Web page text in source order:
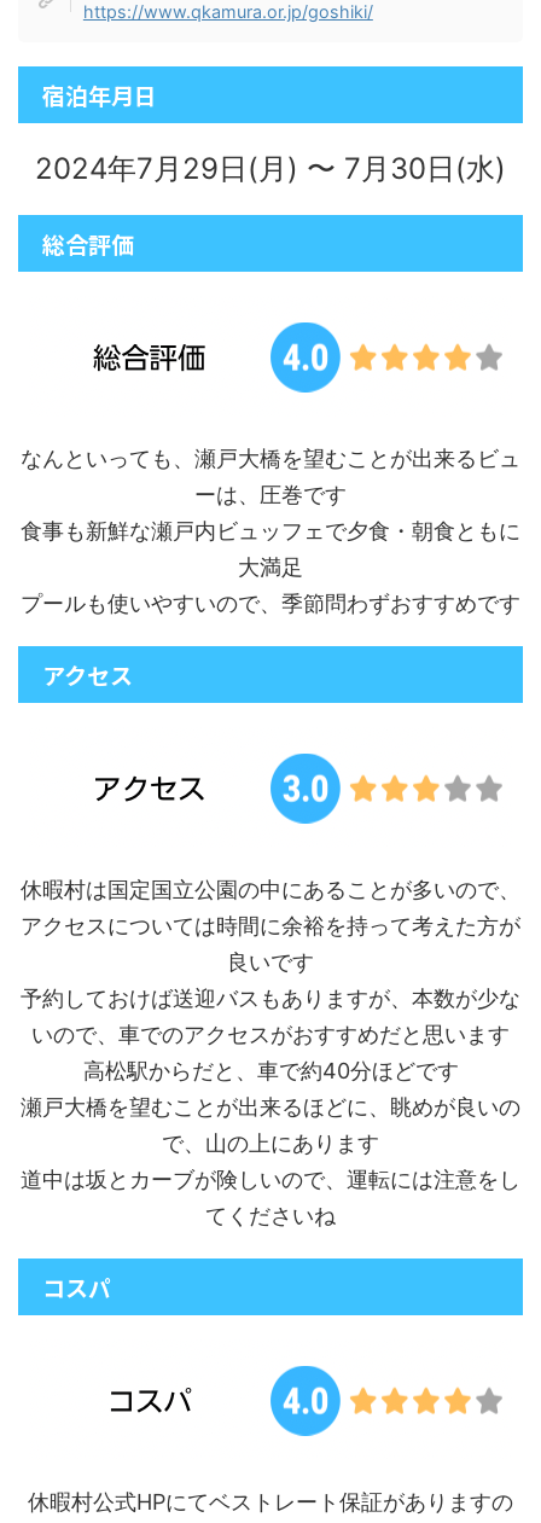
https://www.qkamura.or.jp/goshiki/
宿泊年月日
2024年7月29日(月) 〜 7月30日(水)
総合評価
なんといっても、瀬戸大橋を望むことが出来るビュ
ーは、圧巻です
食事も新鮮な瀬戸内ビュッフェで夕食・朝食ともに
大満足
プールも使いやすいので、季節問わずおすすめです
アクセス
休暇村は国定国立公園の中にあることが多いので、
アクセスについては時間に余裕を持って考えた方が
良いです
予約しておけば送迎バスもありますが、本数が少な
いので、車でのアクセスがおすすめだと思います
高松駅からだと、車で約40分ほどです
瀬戸大橋を望むことが出来るほどに、眺めが良いの
で、山の上にあります
道中は坂とカーブが険しいので、運転には注意をし
てくださいね
コスパ
休暇村公式HPにてベストレート保証がありますの